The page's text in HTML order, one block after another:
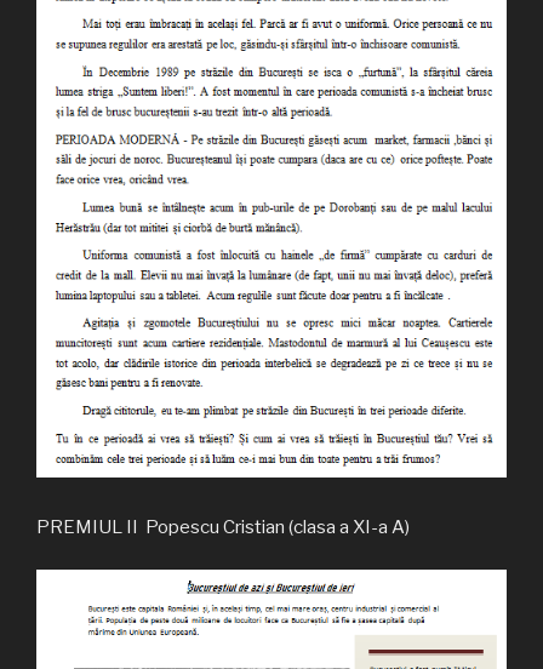
PREMIUL II Popescu Cristian (clasa a XI-a A)